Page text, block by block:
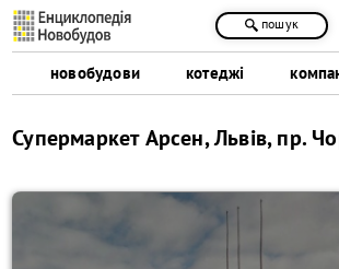
новобудови котеджі
пошук
Супермаркет Арсен, Львів, пр.